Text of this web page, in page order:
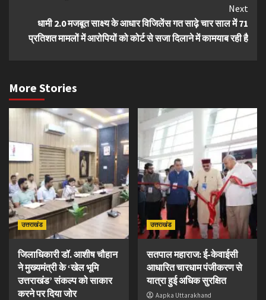
Next
धामी 2.0 मजबूत साक्ष्य के आधार विजिलेंस गत साढ़े चार साल में 71
प्रतिशत मामलों में आरोपियों को कोर्ट से सजा दिलाने में कामयाब रही है
More Stories
उत्तराखंड
जिलाधिकारी डॉ. आशीष चौहान
ने मुख्यमंत्री के ‘खेल भूमि
उत्तराखंड’ संकल्प को साकार
करने पर दिया जोर
उत्तराखंड
सतपाल महाराज: ई-केवाईसी
आधारित चारधाम पंजीकरण से
यात्रा हुई अधिक सुरक्षित
Aapka Uttarakhand